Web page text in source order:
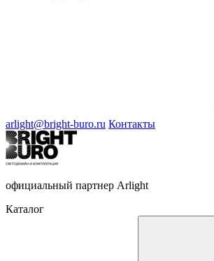
arlight@bright-buro.ru Контакты
официальный партнер Arlight
Каталог